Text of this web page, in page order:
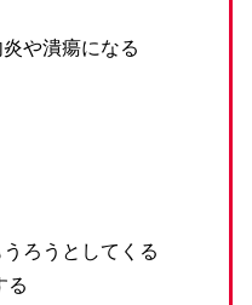
や潰瘍になる
ろうとしてくる
る